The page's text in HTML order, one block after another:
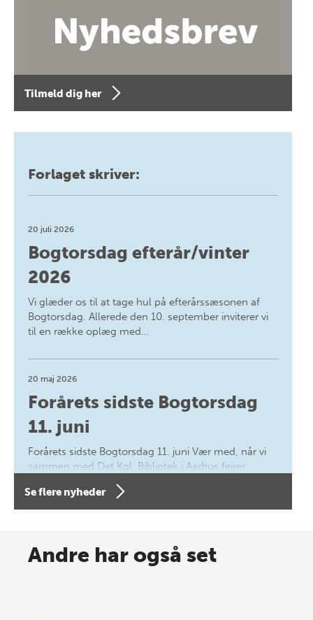
Tilmeld dig her
Forlaget skriver:
20 juli 2026
Bogtorsdag efterår/vinter
2026
Vi glæder os til at tage hul på efterårssæsonen af
Bogtorsdag. Allerede den 10. september inviterer vi
til en række oplæg med…
20 maj 2026
Forårets sidste Bogtorsdag
11. juni
Forårets sidste Bogtorsdag 11. juni Vær med, når vi
sammen med Det Kgl. Bibliotek i Aarhus fejrer
forfatterne bag vores nyes…
Spar op til 70% til sommer-
Se flere nyheder
Andre har også set